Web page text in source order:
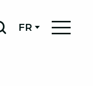
FR